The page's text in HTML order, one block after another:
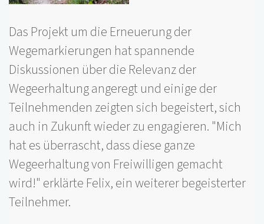
Das Projekt um die Erneuerung der
Wegemarkierungen hat spannende
Diskussionen über die Relevanz der
Wegeerhaltung angeregt und einige der
Teilnehmenden zeigten sich begeistert, sich
auch in Zukunft wieder zu engagieren. "Mich
hat es überrascht, dass diese ganze
Wegeerhaltung von Freiwilligen gemacht
wird!" erklärte Felix, ein weiterer begeisterter
Teilnehmer.